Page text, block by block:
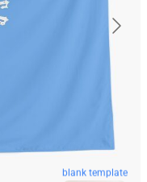
blank template